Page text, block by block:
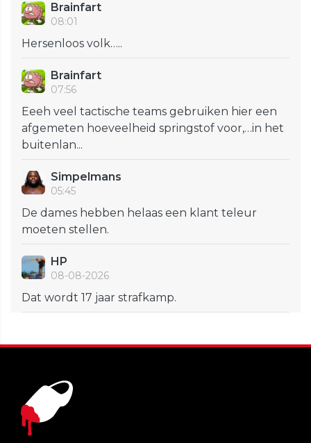
Brainfart
08:01
Hersenloos volk…..
Brainfart
07:56
Eeeh veel tactische teams gebruiken hier een
afgemeten hoeveelheid springstof voor,…in het
buitenlan...
Simpelmans
05:45
De dames hebben helaas een klant teleur
moeten stellen.
HP
08-08-2026
Dat wordt 17 jaar strafkamp.